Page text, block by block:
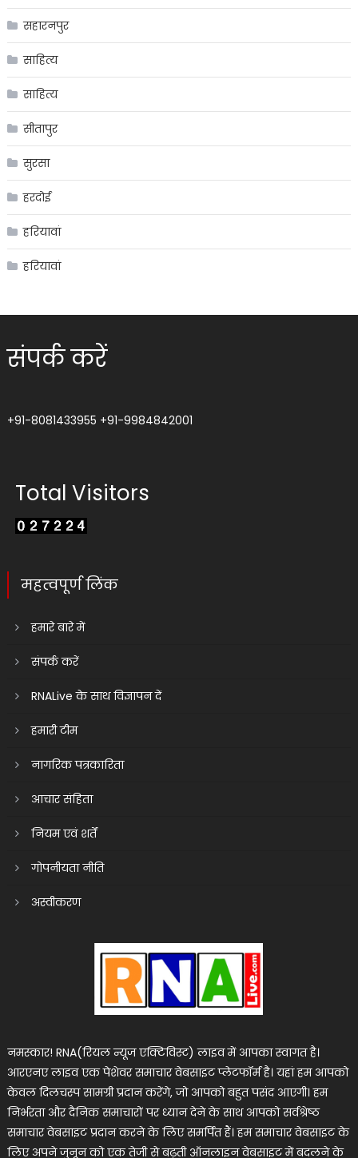
सहारनपुर
साहित्य
साहित्य
सीतापुर
सुरसा
हरदोई
हरियावां
हरियावां
संपर्क करें
+91-8081433955 +91-9984842001
Total Visitors
महत्वपूर्ण लिंक
हमारे बारे में
संपर्क करें
RNALive के साथ विज्ञापन दें
हमारी टीम
नागरिक पत्रकारिता
आचार संहिता
नियम एवं शर्तें
गोपनीयता नीति
अस्वीकरण
नमस्कार! RNA(रियल न्यूज एक्टिविस्ट) लाइव में आपका स्वागत है।
आरएनए लाइव एक पेशेवर समाचार वेबसाइट प्लेटफॉर्म है। यहां हम आपको
केवल दिलचस्प सामग्री प्रदान करेंगे, जो आपको बहुत पसंद आएगी। हम
निर्भरता और दैनिक समाचारों पर ध्यान देने के साथ आपको सर्वश्रेष्ठ
समाचार वेबसाइट प्रदान करने के लिए समर्पित हैं। हम समाचार वेबसाइट के
लिए अपने जुनून को एक तेजी से बढ़ती ऑनलाइन वेबसाइट में बदलने के